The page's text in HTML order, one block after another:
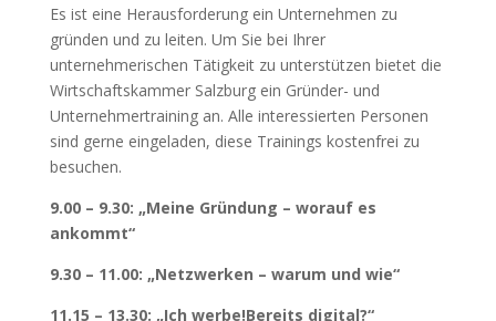
Es ist eine Herausforderung ein Unternehmen zu
gründen und zu leiten. Um Sie bei Ihrer
unternehmerischen Tätigkeit zu unterstützen bietet die
Wirtschaftskammer Salzburg ein Gründer- und
Unternehmertraining an. Alle interessierten Personen
sind gerne eingeladen, diese Trainings kostenfrei zu
besuchen.
9.00 – 9.30: „Meine Gründung – worauf es
ankommt“
9.30 – 11.00: „Netzwerken – warum und wie“
11.15 – 13.30: „Ich werbe!Bereits digital?“